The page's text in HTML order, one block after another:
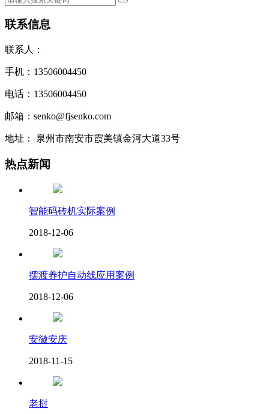
联系信息
联系人：
手机：13506004450
电话：13506004450
邮箱：senko@fjsenko.com
地址： 泉州市南安市霞美镇金河大道33号
热点新闻
智能码砖机实际案例
2018-12-06
摆渡养护自动线应用案例
2018-12-06
安徽安庆
2018-11-15
老挝